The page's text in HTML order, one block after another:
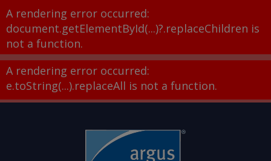
A rendering error occurred:
document.getElementById(...)?.replaceChildren is
not a function.
A rendering error occurred:
e.toString(...).replaceAll is not a function.